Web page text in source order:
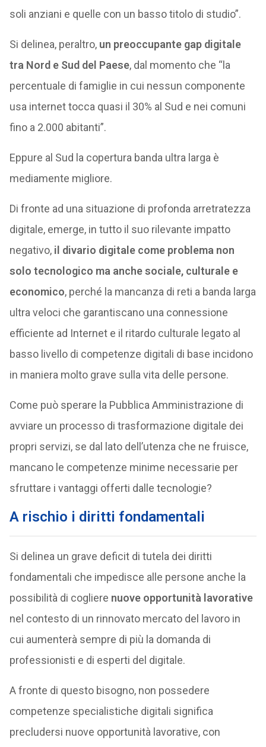
soli anziani e quelle con un basso titolo di studio”.
Si delinea, peraltro, un preoccupante gap digitale
tra Nord e Sud del Paese, dal momento che “la
percentuale di famiglie in cui nessun componente
usa internet tocca quasi il 30% al Sud e nei comuni
fino a 2.000 abitanti”.
Eppure al Sud la copertura banda ultra larga è
mediamente migliore.
Di fronte ad una situazione di profonda arretratezza
digitale, emerge, in tutto il suo rilevante impatto
negativo, il divario digitale come problema non
solo tecnologico ma anche sociale, culturale e
economico, perché la mancanza di reti a banda larga
ultra veloci che garantiscano una connessione
efficiente ad Internet e il ritardo culturale legato al
basso livello di competenze digitali di base incidono
in maniera molto grave sulla vita delle persone.
Come può sperare la Pubblica Amministrazione di
avviare un processo di trasformazione digitale dei
propri servizi, se dal lato dell’utenza che ne fruisce,
mancano le competenze minime necessarie per
sfruttare i vantaggi offerti dalle tecnologie?
A rischio i diritti fondamentali
Si delinea un grave deficit di tutela dei diritti
fondamentali che impedisce alle persone anche la
possibilità di cogliere nuove opportunità lavorative
nel contesto di un rinnovato mercato del lavoro in
cui aumenterà sempre di più la domanda di
professionisti e di esperti del digitale.
A fronte di questo bisogno, non possedere
competenze specialistiche digitali significa
precludersi nuove opportunità lavorative, con